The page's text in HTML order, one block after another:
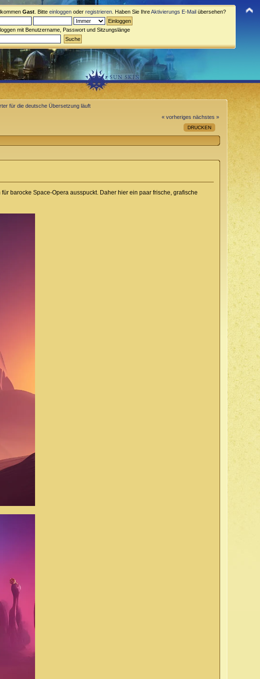
Gast . Bitte einloggen oder registrieren . Haben Sie IhreAktivierungs E-Mail übersehen?
mit Benutzername, Passwort und Sitzungslänge
für die deutsche Übersetzung läuft
« vorheriges nächstes »
DRUCKEN
barocke Space-Opera ausspuckt. Daher hier ein paar frische, grafische